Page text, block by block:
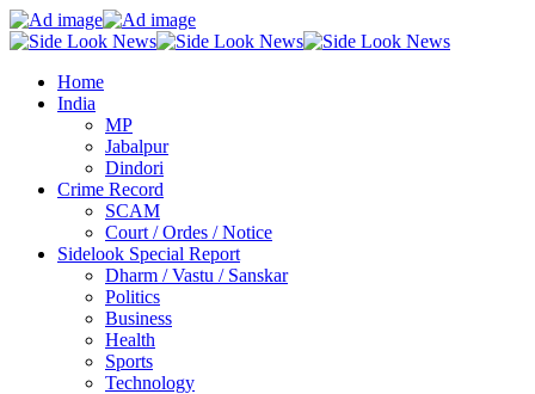
Home
India
MP
Jabalpur
Dindori
Crime Record
SCAM
Court / Ordes / Notice
Sidelook Special Report
Dharm / Vastu / Sanskar
Politics
Business
Health
Sports
Technology